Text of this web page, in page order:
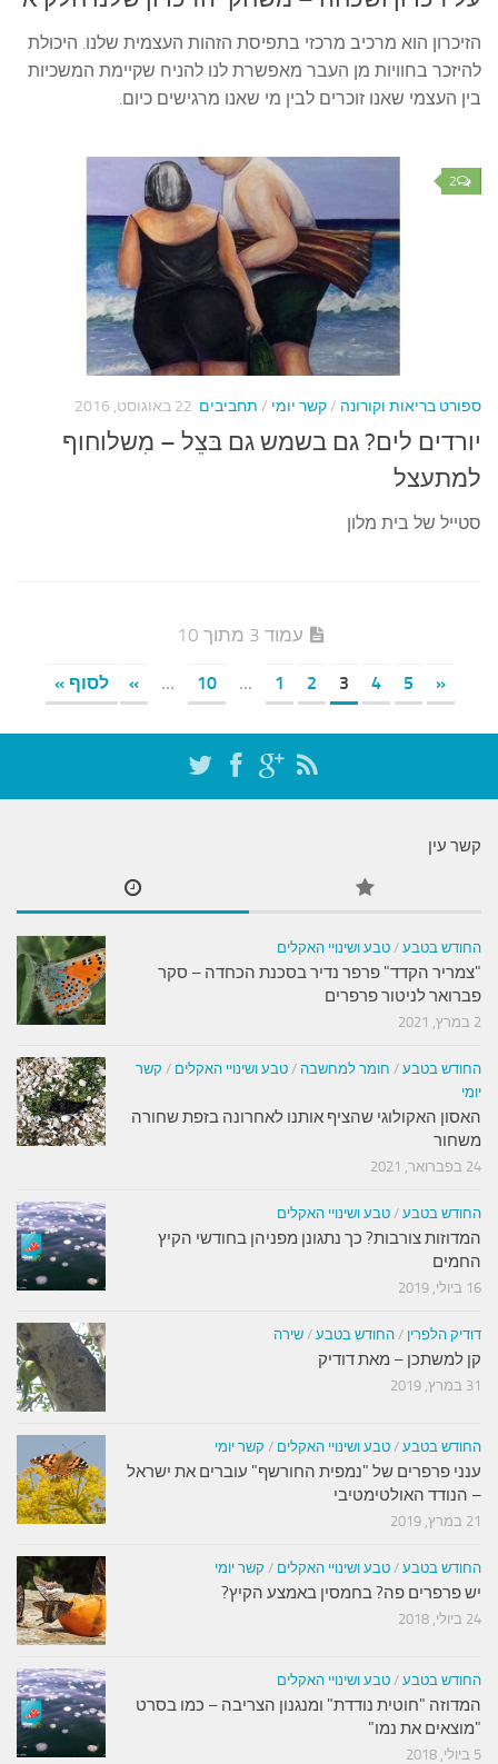
הזיכרון הוא מרכיב מרכזי בתפיסת הזהות העצמית שלנו. היכולת
להיזכר בחוויות מן העבר מאפשרת לנו להניח שקיימת המשכיות
בין העצמי שאנו זוכרים לבין מי שאנו מרגישים כיום.
2
ספורט בריאות וקורונה /קשר יומי / תחביבים 22 באוגוסט, 2016
יורדים לים? גם בשמש גם בּצֵל – מִשלוחוף
למתעצל
סטייל של בית מלון
עמוד 3 מתוך 10
«
1 2 3 4 5
...
10
...
» לסוף »
קשר עין
החודש בטבע / טבע ושינויי האקלים
"צמריר הקדד" פרפר נדיר בסכנת הכחדה – סקר
פברואר לניטור פרפרים
2 במרץ, 2021
החודש בטבע / חומר למחשבה / טבע ושינויי האקלים / קשר
יומי
האסון האקולוגי שהציף אותנו לאחרונה בזפת שחורה
משחור
24 בפברואר, 2021
החודש בטבע / טבע ושינויי האקלים
המדוזות צורבות? כך נתגונן מפניהן בחודשי הקיץ
החמים
16 ביולי, 2019
דודיק הלפרין / החודש בטבע / שירה
קן למשתכן – מאת דודיק
31 במרץ, 2019
החודש בטבע / טבע ושינויי האקלים / קשר יומי
ענני פרפרים של "נמפית החורשף" עוברים את ישראל
– הנודד האולטימטיבי
21 במרץ, 2019
החודש בטבע / טבע ושינויי האקלים / קשר יומי
יש פרפרים פה? בחמסין באמצע הקיץ?
24 ביולי, 2018
החודש בטבע / טבע ושינויי האקלים
המדוזה "חוטית נודדת" ומנגנון הצריבה – כמו בסרט
"מוצאים את נמו"
5 ביולי, 2018